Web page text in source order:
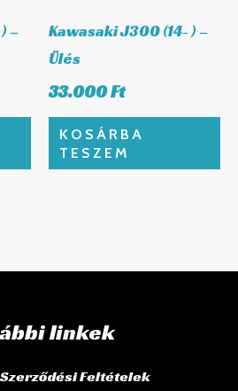
–
Kawasaki J300 (14- ) –
Ülés
33.000Ft
KOSÁRBA
TESZEM
linkek
Feltételek